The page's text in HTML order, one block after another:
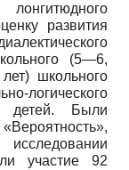
развития
(5—6,
школьного
логического
детей. Были
участие 92